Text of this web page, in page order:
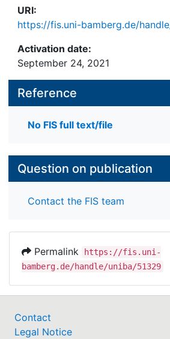
URI:
https://fis.uni-bamberg.de/
Activation date:
September 24, 2021
Reference
No FIS full text/file
Question on publication
Contact the FIS team
Permalink
https://fis.uni-
bamberg.de/handle/uniba/51329
Contact
Legal Notice